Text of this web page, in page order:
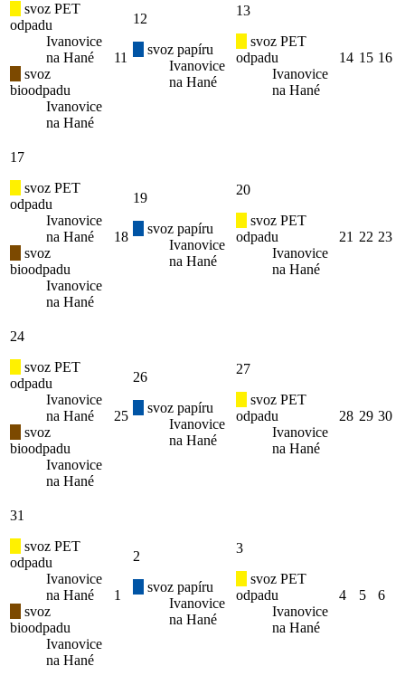
svoz PET
odpadu
Ivanovice
na Hané
svoz
bioodpadu
Ivanovice
na Hané
11
12
svoz papíru
Ivanovice
na Hané
13
svoz PET
odpadu
Ivanovice
na Hané
14 15 16
17
svoz PET
odpadu
Ivanovice
na Hané
svoz
bioodpadu
Ivanovice
na Hané
18
19
svoz papíru
Ivanovice
na Hané
20
svoz PET
odpadu
Ivanovice
na Hané
21 22 23
24
svoz PET
odpadu
Ivanovice
na Hané
svoz
bioodpadu
Ivanovice
na Hané
25
26
svoz papíru
Ivanovice
na Hané
27
svoz PET
odpadu
Ivanovice
na Hané
28 29 30
31
svoz PET
odpadu
Ivanovice
na Hané
svoz
bioodpadu
Ivanovice
na Hané
1
2
svoz papíru
Ivanovice
na Hané
3
svoz PET
odpadu
Ivanovice
na Hané
4 5 6